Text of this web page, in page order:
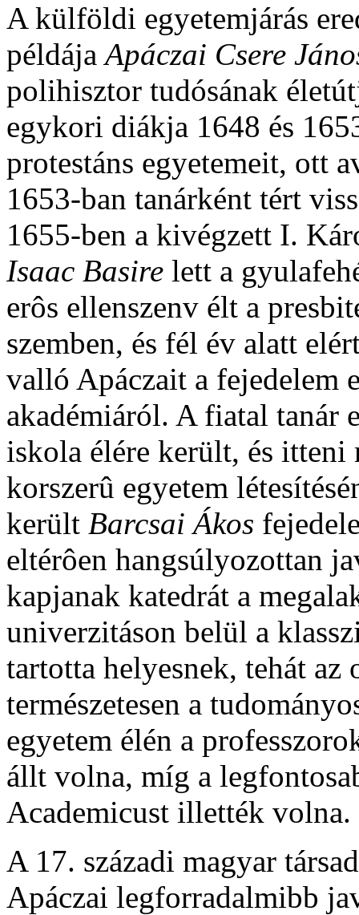
A külföldi egyetemjárás
példájaApáczai Csere
polihisztor tudósának
egykori diákja 1648 és
protestáns egyetemeit, ott
1653-ban tanárként tért
1655-ben a kivégzett I.
Isaac Basire lett a
erôs ellenszenv élt a
szemben, és fél év alatt
valló Apáczait a fejedelem
akadémiáról. A fiatal tanár
iskola élére került, és
korszerû egyetem
került Barcsai Ákos
eltérôen hangsúlyozottan
kapjanak katedrát a
univerzitáson belül a
tartotta helyesnek, tehát
természetesen a
egyetem élén a
állt volna, míg a
Academicust illették volna.
A 17. századi magyar
Apáczai legforradalmibb